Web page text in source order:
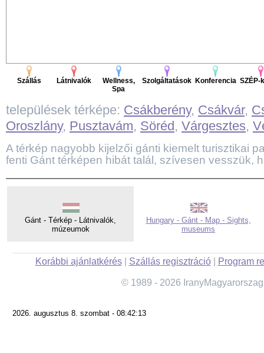
Szállás Látnivalók
Wellness,
Spa
Szolgáltatások Konferencia SZÉP-
települések térképe: Csákberény, Csákvár,
Oroszlány, Pusztavám, Söréd, Várgesztes,
A térkép nagyobb kijelzői gánti kiemelt turisztikai
fenti Gánt térképen hibát talál, szívesen vesszük,
Gánt - Térkép - Látnivalók,
múzeumok
Hungary - Gánt - Map - Sights,
museums
Korábbi ajánlatkérés| Szállás regisztráció| Program
© 1989 - 2026
2026. augusztus 8. szombat - 08:42:13